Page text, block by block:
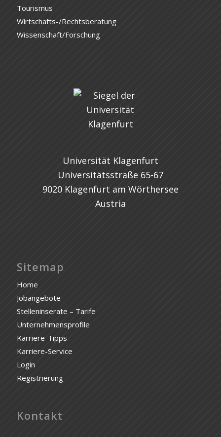
Tourismus
Wirtschafts-/Rechtsberatung
Wissenschaft/Forschung
Universität Klagenfurt
Universitätsstraße 65-67
9020 Klagenfurt am Wörthersee
Austria
Sitemap
Home
Jobangebote
Stelleninserate – Tarife
Unternehmensprofile
Karriere-Tipps
Karriere-Service
Login
Registrierung
Kontakt